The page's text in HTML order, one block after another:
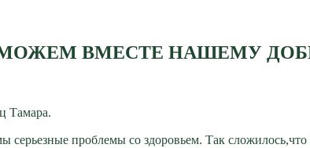
ВМЕСТЕ НАШЕМУ
Тамара.
проблемы со здоровьем. Так сложилось,что